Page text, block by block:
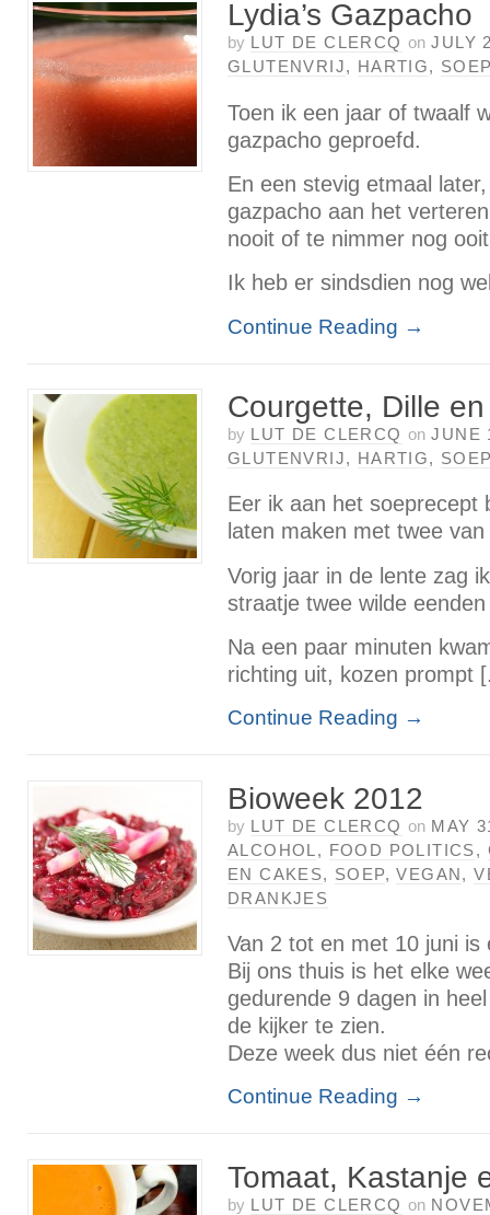
Lydia’s Gazpacho
by LUT DE CLERCQ on JULY
GLUTENVRIJ, HARTIG,
Toen ik een jaar of twaalf
gazpacho geproefd.
En een stevig etmaal
gazpacho aan het
nooit of te nimmer nog
Ik heb er sindsdien nog
Continue Reading →
Courgette, Dille
by LUT DE CLERCQ on JUNE
GLUTENVRIJ, HARTIG, SOEP
Eer ik aan het soeprecept
laten maken met twee
Vorig jaar in de lente zag
straatje twee wilde
Na een paar minuten
richting uit, kozen prompt
Continue Reading →
Bioweek 2012
by LUT DE CLERCQ on MAY
ALCOHOL , FOOD POLITICS,
EN CAKES, SOEP,VEGAN ,
DRANKJES
Van 2 tot en met 10 juni
Bij ons thuis is het elke
gedurende 9 dagen in
de kijker te zien.
Deze week dus niet één
Continue Reading →
Tomaat, Kastanje
by LUT DE CLERCQ on